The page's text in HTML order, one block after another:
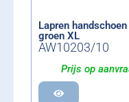
Lapren handschoen
groen XL
AW10203/10
Prijs op